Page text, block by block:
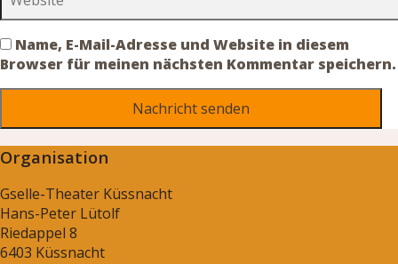
Name, E-Mail-Adresse und Website in diesem
Browser für meinen nächsten Kommentar speichern.
Organisation
Gselle-Theater Küssnacht
Hans-Peter Lütolf
Riedappel 8
6403 Küssnacht